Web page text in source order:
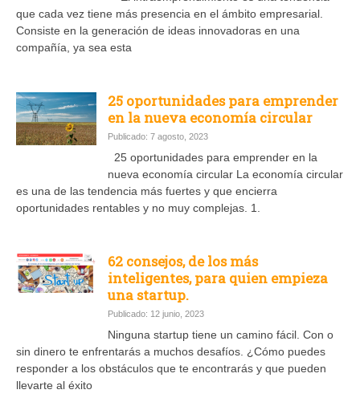
que cada vez tiene más presencia en el ámbito empresarial.
Consiste en la generación de ideas innovadoras en una
compañía, ya sea esta
25 oportunidades para emprender
en la nueva economía circular
Publicado: 7 agosto, 2023
25 oportunidades para emprender en la
nueva economía circular La economía circular
es una de las tendencia más fuertes y que encierra
oportunidades rentables y no muy complejas. 1.
62 consejos, de los más
inteligentes, para quien empieza
una startup.
Publicado: 12 junio, 2023
Ninguna startup tiene un camino fácil. Con o
sin dinero te enfrentarás a muchos desafíos. ¿Cómo puedes
responder a los obstáculos que te encontrarás y que pueden
llevarte al éxito